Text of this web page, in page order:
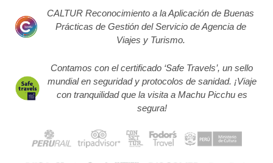
CALTUR Reconocimiento a la Aplicación de Buenas
Prácticas de Gestión del Servicio de Agencia de
Viajes y Turismo.
Contamos con el certificado ‘Safe Travels’, un sello
mundial en seguridad y protocolos de sanidad. ¡Viaje
con tranquilidad que la visita a Machu Picchu es
segura!